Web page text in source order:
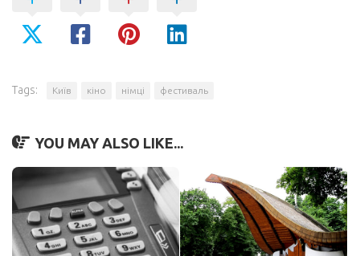
Tags: Київ кіно німці фестиваль
YOU MAY ALSO LIKE...